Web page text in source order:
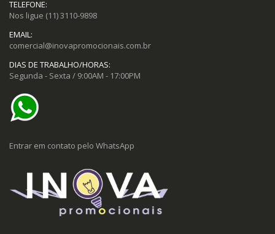
TELEFONE:
Nos ligue (11) 3110-9898
EMAIL:
comercial@inovapromocionais.com.br
DIAS DE TRABALHO/HORAS:
Segunda - Sexta / 9:00AM - 17:00PM
Entrar em contato pelo WhatsApp